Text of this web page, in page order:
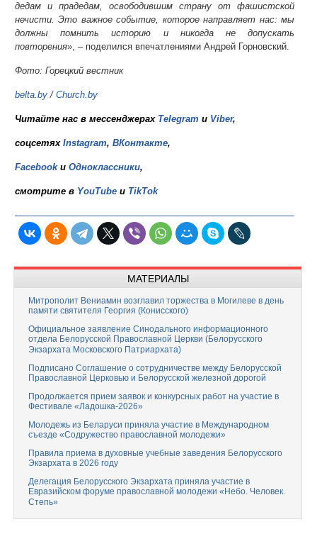
дедам и прадедам, освободившим страну от фашистской
нечисти. Это важное событие, которое направляет нас: мы
должны помнить историю и никогда не допускать
повторения», – поделился впечатлениями Андрей Горновский.
Фото: Горецкий вестник
belta.by / Church.by
Читайте нас в мессенджерах Telegram и Viber,
соцсетях Instagram, ВКонтакте,
Facebookи Одноклассники,
смотрите в YouTube и TikTok
МАТЕРИАЛЫ
Митрополит Вениамин возглавил торжества в Могилеве в день
памяти святителя Георгия (Конисского)
Официальное заявление Синодального информационного
отдела Белорусской Православной Церкви (Белорусского
Экзархата Московского Патриархата)
Подписано Соглашение о сотрудничестве между Белорусской
Православной Церковью и Белорусской железной дорогой
Продолжается прием заявок и конкурсных работ на участие в
Фестивале «Ладошка-2026»
Молодежь из Беларуси приняла участие в Международном
съезде «Содружество православной молодежи»
Правила приема в духовные учебные заведения Белорусского
Экзархата в 2026 году
Делегация Белорусского Экзархата приняла участие в
Евразийском форуме православной молодежи «Небо. Человек.
Степь»